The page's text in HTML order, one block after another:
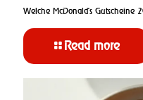
Welche McDonald’s
Read more